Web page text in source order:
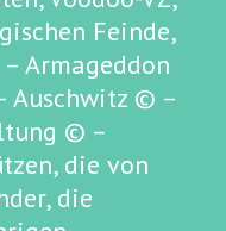
Feinde,
Armageddon
Auschwitz © –
© –
die von
die